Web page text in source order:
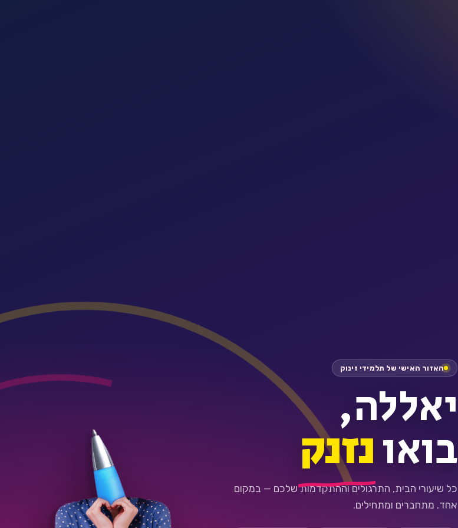
האזור האישי של תלמידי זינוק
יאללה,
בואונזנק
כל שיעורי הבית, התרגולים וההתקדמות שלכם — במקום
אחד. מתחברים ומתחילים.